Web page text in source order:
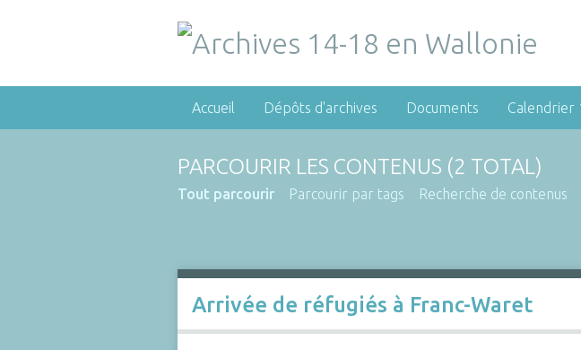
Accueil Dépôts d'archives Documents Calendrier
PARCOURIR LES CONTENUS (2 TOTAL)
Tout parcourir Parcourir par tags Recherche de contenus
Arrivée de réfugiés à Franc-Waret